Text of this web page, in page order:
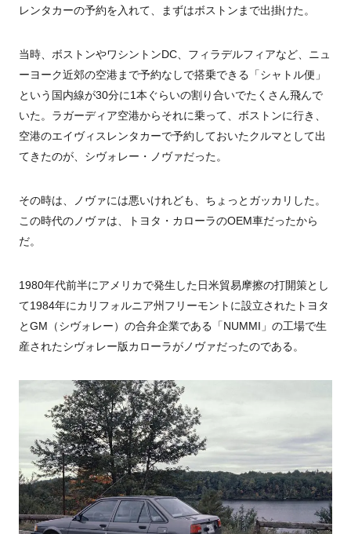
レンタカーの予約を入れて、まずはボストンまで出掛けた。
当時、ボストンやワシントンDC、フィラデルフィアなど、ニュ
ーヨーク近郊の空港まで予約なしで搭乗できる「シャトル便」
という国内線が30分に1本ぐらいの割り合いでたくさん飛んで
いた。ラガーディア空港からそれに乗って、ボストンに行き、
空港のエイヴィスレンタカーで予約しておいたクルマとして出
てきたのが、シヴォレー・ノヴァだった。
その時は、ノヴァには悪いけれども、ちょっとガッカリした。
この時代のノヴァは、トヨタ・カローラのOEM車だったから
だ。
1980年代前半にアメリカで発生した日米貿易摩擦の打開策とし
て1984年にカリフォルニア州フリーモントに設立されたトヨタ
とGM（シヴォレー）の合弁企業である「NUMMI」の工場で生
産されたシヴォレー版カローラがノヴァだったのである。